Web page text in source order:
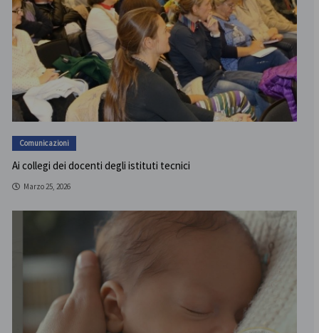
Comunicazioni
Ai collegi dei docenti degli istituti tecnici
Marzo 25, 2026